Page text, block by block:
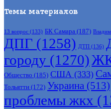
Темы материалов
13 вопрос (133) БК Самара (187)
ДПГ (1258) ДТП (136)
городу (1270)
Общество (185) США (333)
Тольятти (172) Украина (513)
проблемы жкх